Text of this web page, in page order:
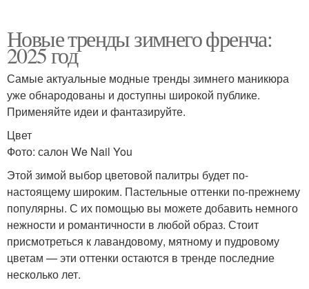
Новые тренды зимнего френча:
2025 год
Самые актуальные модные тренды зимнего маникюра
уже обнародованы и доступны широкой публике.
Применяйте идеи и фантазируйте.
Цвет
Фото: салон We Nail You
Этой зимой выбор цветовой палитры будет по-
настоящему широким. Пастельные оттенки по-прежнему
популярны. С их помощью вы можете добавить немного
нежности и романтичности в любой образ. Стоит
присмотреться к лавандовому, мятному и пудровому
цветам — эти оттенки остаются в тренде последние
несколько лет.